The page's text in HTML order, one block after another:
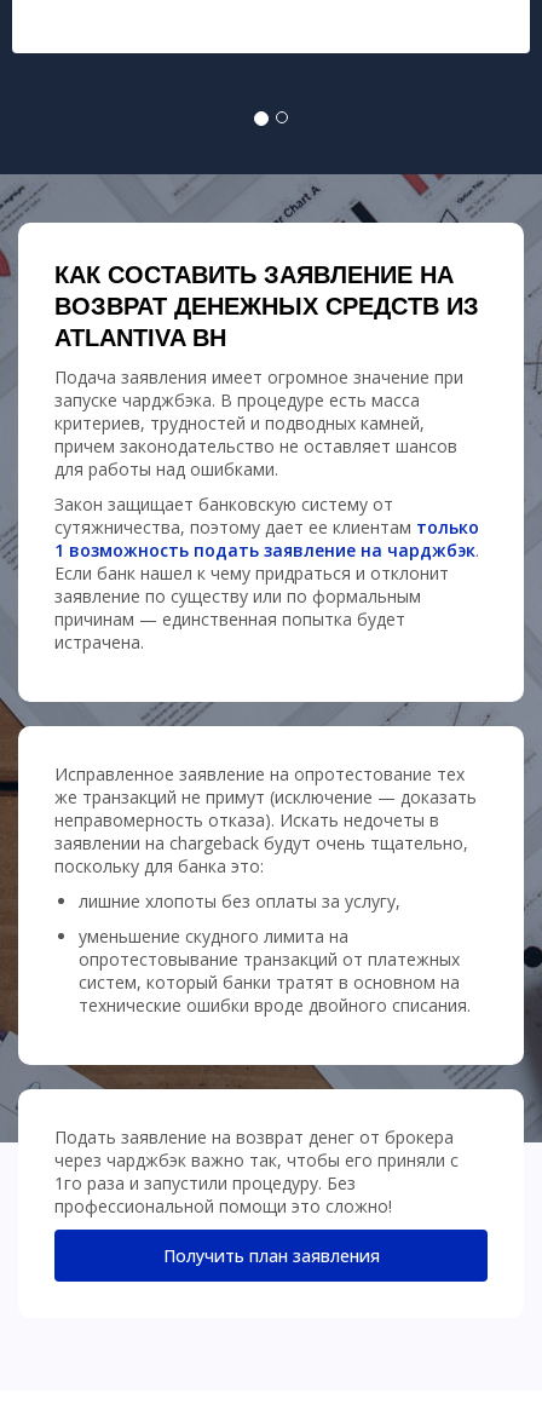
КАК СОСТАВИТЬ ЗАЯВЛЕНИЕ НА
ВОЗВРАТ ДЕНЕЖНЫХ СРЕДСТВ ИЗ
ATLANTIVA BH
Подача заявления имеет огромное значение при
запуске чарджбэка. В процедуре есть масса
критериев, трудностей и подводных камней,
причем законодательство не оставляет шансов
для работы над ошибками.
Закон защищает банковскую систему от
сутяжничества, поэтому дает ее клиентам только
1 возможность подать заявление на чарджбэк.
Если банк нашел к чему придраться и отклонит
заявление по существу или по формальным
причинам — единственная попытка будет
истрачена.
Исправленное заявление на опротестование тех
же транзакций не примут (исключение — доказать
неправомерность отказа). Искать недочеты в
заявлении на chargeback будут очень тщательно,
поскольку для банка это:
лишние хлопоты без оплаты за услугу,
уменьшение скудного лимита на
опротестовывание транзакций от платежных
систем, который банки тратят в основном на
технические ошибки вроде двойного списания.
Подать заявление на возврат денег от брокера
через чарджбэк важно так, чтобы его приняли с
1го раза и запустили процедуру. Без
профессиональной помощи это сложно!
Получить план заявления